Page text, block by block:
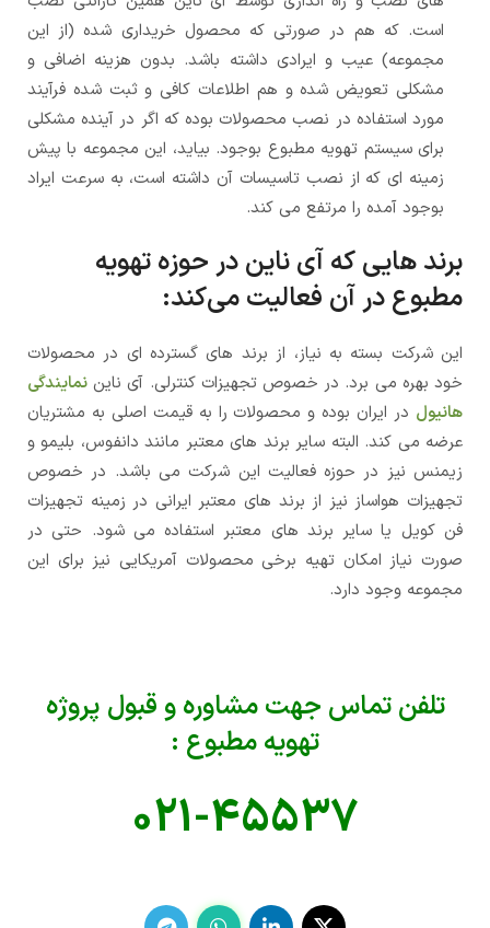
است. که هم در صورتی که محصول خریداری شده (از این
مجموعه) عیب و ایرادی داشته باشد. بدون هزینه اضافی و
مشکلی تعویض شده و هم اطلاعات کافی و ثبت شده فرآیند
مورد استفاده در نصب محصولات بوده که اگر در آینده مشکلی
برای سیستم تهویه مطبوع بوجود. بیاید، این مجموعه با پیش
زمینه ای که از نصب تاسیسات آن داشته است، به سرعت ایراد
بوجود آمده را مرتفع می کند.
برند هایی که آی ناین در حوزه تهویه
مطبوع در آن فعالیت می‌کند:
این شرکت بسته به نیاز، از برند های گسترده ای در محصولات
خود بهره می برد. در خصوص تجهیزات کنترلی. آی ناین نمایندگی
هانیول در ایران بوده و محصولات را به قیمت اصلی به مشتریان
عرضه می کند. البته سایر برند های معتبر مانند دانفوس، بلیمو و
زیمنس نیز در حوزه فعالیت این شرکت می باشد. در خصوص
تجهیزات هواساز نیز از برند های معتبر ایرانی در زمینه تجهیزات
فن کویل یا سایر برند های معتبر استفاده می شود. حتی در
صورت نیاز امکان تهیه برخی محصولات آمریکایی نیز برای این
مجموعه وجود دارد.
تلفن تماس جهت مشاوره و قبول پروژه
تهویه مطبوع :
021-45537